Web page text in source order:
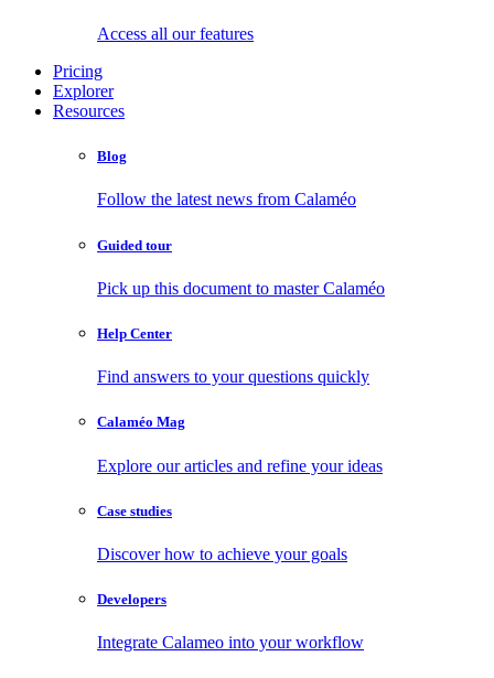
Access all our features
Pricing
Explorer
Resources
Blog
Follow the latest news from Calaméo
Guided tour
Pick up this document to master Calaméo
Help Center
Find answers to your questions quickly
Calaméo Mag
Explore our articles and refine your ideas
Case studies
Discover how to achieve your goals
Developers
Integrate Calameo into your workflow